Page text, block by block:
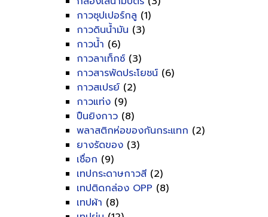
กาวซุปเปอร์กลู (1)
กาวดินน้ำมัน (3)
กาวน้ำ (6)
กาวลาเท็กซ์ (3)
กาวสารพัดประโยชน์ (6)
กาวสเปรย์ (2)
กาวแท่ง (9)
ปืนยิงกาว (8)
พลาสติกห่อของกันกระแทก (2)
ยางรัดของ (3)
เชื่อก (9)
เทปกระดาษกาวสี (2)
เทปติดกล่อง OPP (8)
เทปผ้า (8)